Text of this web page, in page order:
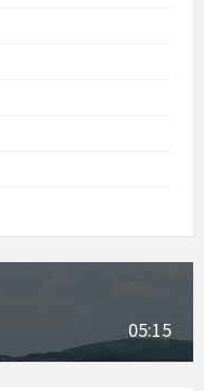
05:15